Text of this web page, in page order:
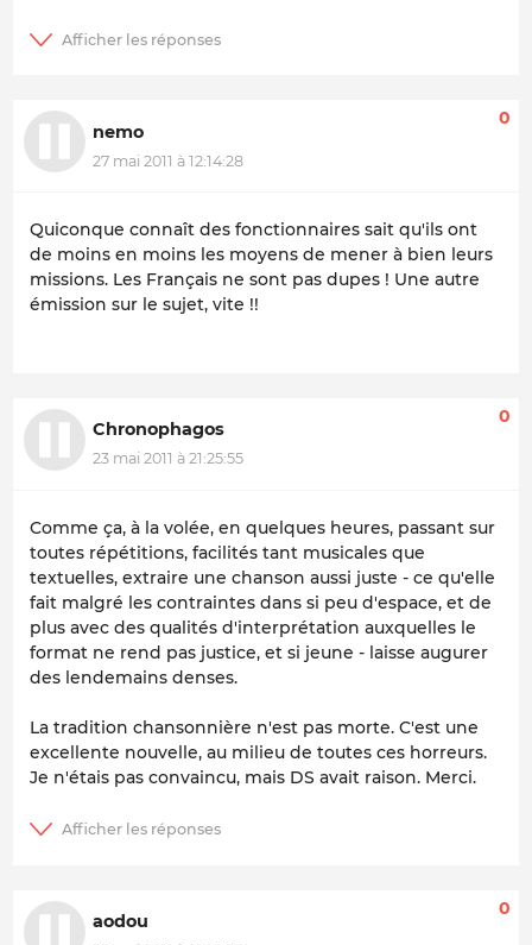
nemo
27 mai 2011 à 12:14:28
0
Quiconque connaît des fonctionnaires sait qu'ils ont
de moins en moins les moyens de mener à bien leurs
missions. Les Français ne sont pas dupes ! Une autre
émission sur le sujet, vite !!
Chronophagos
23 mai 2011 à 21:25:55
0
Comme ça, à la volée, en quelques heures, passant sur
toutes répétitions, facilités tant musicales que
textuelles, extraire une chanson aussi juste - ce qu'elle
fait malgré les contraintes dans si peu d'espace, et de
plus avec des qualités d'interprétation auxquelles le
format ne rend pas justice, et si jeune - laisse augurer
des lendemains denses.
La tradition chansonnière n'est pas morte. C'est une
excellente nouvelle, au milieu de toutes ces horreurs.
Je n'étais pas convaincu, mais DS avait raison. Merci.
aodou
0